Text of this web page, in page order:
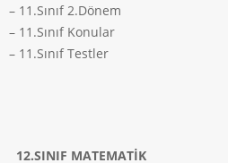
– 11.Sınıf 2.Dönem
– 11.Sınıf Konular
– 11.Sınıf Testler
12.SINIF MATEMATIK